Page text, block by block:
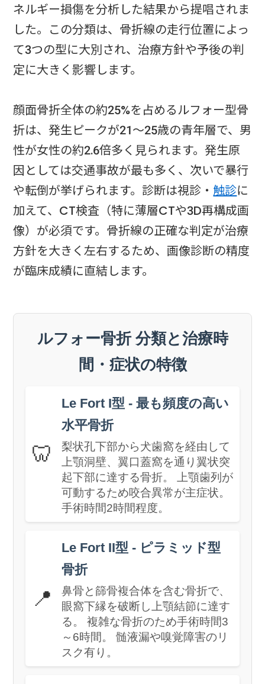
ネルギー損傷を分析した結果から提唱されま
した。この分類は、骨折線の走行位置によっ
て3つの型に大別され、治療方針や予後の判
定に大きく影響します。
顔面骨折全体の約25%を占めるルフォー型骨
折は、発生ピークが21～25歳の青年層で、男
性が女性の約2.6倍多く見られます。発生原
因としては交通事故が最も多く、次いで暴行
や転倒が挙げられます。診断は視診・ 触診に
加えて、CT検査（特に薄層CTや3D再構成画
像）が必須です。骨折線の正確な判定が治療
方針を大きく左右するため、画像診断の精度
が臨床成績に直結します。
ルフォー骨折 分類と治療時
間・症状の特徴
🦷
Le Fort I型 - 最も頻度の高い
水平骨折
梨状孔下部から犬歯窩を経由して
上顎洞壁、翼口蓋窩を通り翼状突
起下部に達する骨折。 上顎歯列が
可動するため咬合異常が主症状。
手術時間2時間程度。
📍
Le Fort II型 - ピラミッド型
骨折
鼻骨と篩骨複合体を含む骨折で、
眼窩下縁を破断し上顎結節に達す
る。 複雑な骨折のため手術時間3
～6時間。 髄液漏や嗅覚障害のリ
スク有り。